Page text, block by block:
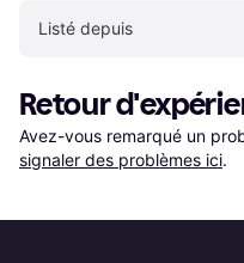
Listé depuis
Retour
Avez-vous remarqué un
signaler des problèmes ici.